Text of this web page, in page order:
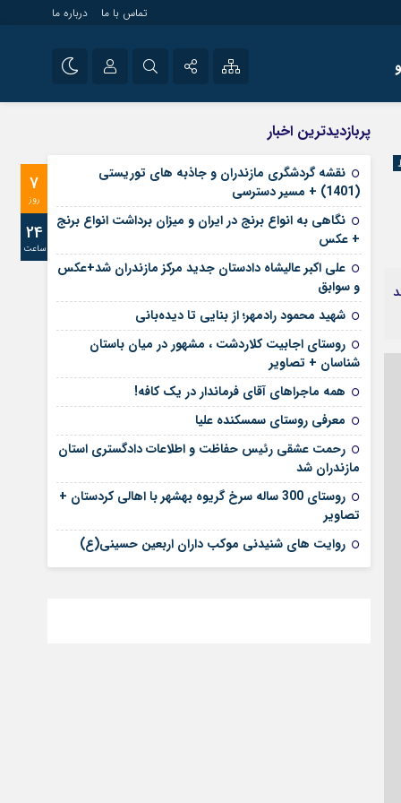
تماس با ما درباره ما
آپارات
رمز عبور
مرا به خاطر بسپار
راه اندازی سایت و
سایت های خبری و
پربازدیدترین اخبار
7
روز
24
ساعت
نقشه گردشگری مازندران و جاذبه های توریستی
(1401) + مسیر دسترسی
نگاهی به انواع برنج در ایران و میزان برداشت انواع برنج
+ عکس
علی‌ اکبر عالیشاه دادستان جدید مرکز مازندران شد+عکس
و سوابق
شهید محمود رادمهر؛ از بنایی تا دیده‌بانی
روستای اجابیت کلاردشت ، مشهور در میان باستان
شناسان + تصاویر
همه ماجراهای آقای فرماندار در یک کافه!
معرفی روستای سمسکنده علیا
رحمت عشقی رئیس حفاظت و اطلاعات دادگستری استان
مازندران شد
روستای 300 ساله سرخ ‌گریوه بهشهر با اهالی کردستان +
تصاویر
روایت های شنیدنی موکب داران اربعین حسینی(ع)